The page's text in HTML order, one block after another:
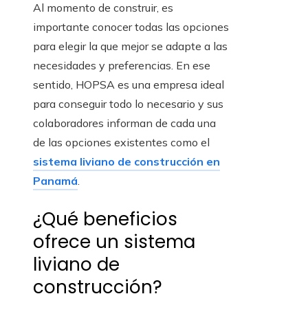
Al momento de construir, es
importante conocer todas las opciones
para elegir la que mejor se adapte a las
necesidades y preferencias. En ese
sentido, HOPSA es una empresa ideal
para conseguir todo lo necesario y sus
colaboradores informan de cada una
de las opciones existentes como el
sistema liviano de construcción en
Panamá.
¿Qué beneficios
ofrece un sistema
liviano de
construcción?